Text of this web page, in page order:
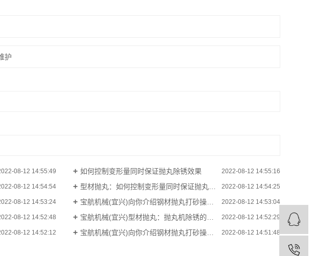
护
08-12 14:55:49 如何控制变形量同时保证抛丸除锈效果 2022-08-12 14:55:16
08-12 14:54:54 型材抛丸：如何控制变形量同时保证抛丸除锈效果 2022-08-12 14:54:25
08-12 14:53:24 宝航机械(宜兴)向你介绍钢材抛丸打砂操作对产品有何好处 2022-08-12 14:53:04
08-12 14:52:48 宝航机械(宜兴)型材抛丸：抛丸机除锈的优势 2022-08-12 14:52:29
08-12 14:52:12 宝航机械(宜兴)向你介绍钢材抛丸打砂操作对产品有何好处 2022-08-12 14:51:48